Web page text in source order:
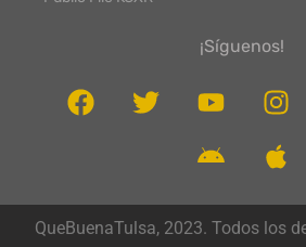
¡Síguenos!
QueBuenaTulsa, 2023. Todos los